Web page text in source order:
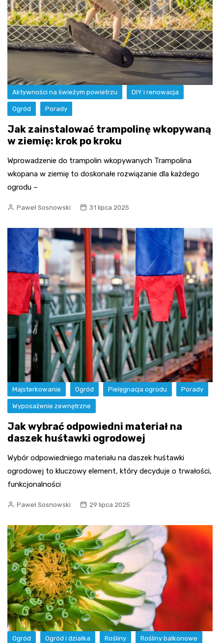
Aktywności na świeżym powietrzu DIY i renowacja
Ogród Porady
Jak zainstalować trampolinę wkopywaną
w ziemię: krok po kroku
Wprowadzenie do trampolin wkopywanych Trampolina
wkopana w ziemię to doskonałe rozwiązanie dla każdego
ogrodu –
Paweł Sosnowski 31 lipca 2025
Majsterkowanie Ogród Pielęgnacja ogrodu Porady
Wyposażenie zewnętrzne
Jak wybrać odpowiedni materiał na
daszek huśtawki ogrodowej
Wybór odpowiedniego materiału na daszek huśtawki
ogrodowej to kluczowy element, który decyduje o trwałości,
funkcjonalności
Paweł Sosnowski 29 lipca 2025
Ogród Ogród i działka Rośliny Rośliny balkonowe